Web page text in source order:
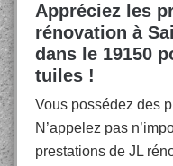
Appréciez les
rénovation à
dans le 19150
tuiles !
Vous possédez des
N’appelez pas
prestations de JL